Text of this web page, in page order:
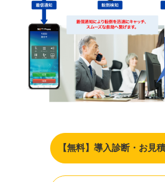
【無料】導入診断・お見